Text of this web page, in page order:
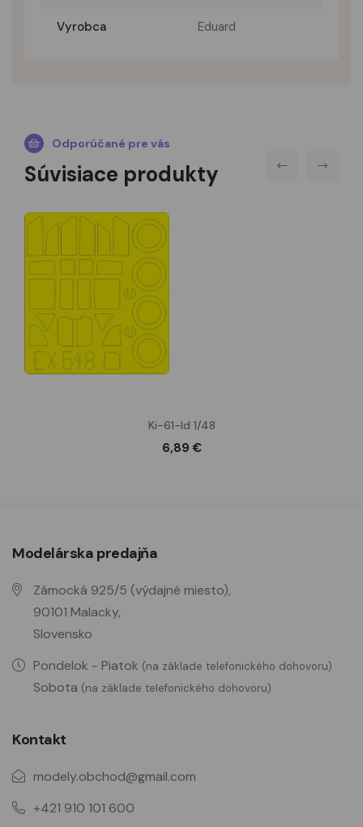
Vyrobca Eduard
Odporúčané pre vás
Súvisiace produkty
Ki-61-Id 1/48
6,89 €
Modelárska predajňa
Zámocká 925/5 (výdajné miesto),
90101 Malacky,
Slovensko
Pondelok - Piatok (na základe telefonického dohovoru)
Sobota (na základe telefonického dohovoru)
Kontakt
modely.obchod@gmail.com
+421 910 101 600